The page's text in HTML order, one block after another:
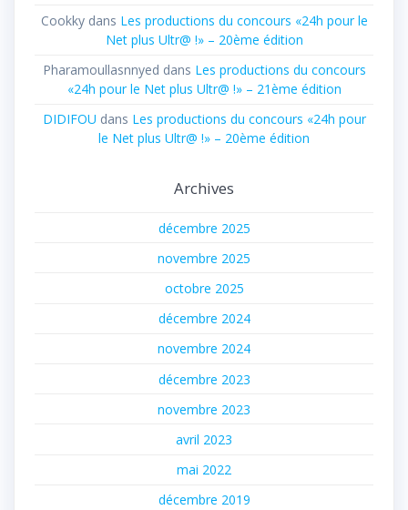
Cookkydans Les productions du concours «24h pour le
Net plus Ultr@ !» – 20ème édition
Pharamoullasnnyed dans Les productions du concours
«24h pour le Net plus Ultr@ !» – 21ème édition
DIDIFOU dans Les productions du concours «24h pour
le Net plus Ultr@ !» – 20ème édition
Archives
décembre 2025
novembre 2025
octobre 2025
décembre 2024
novembre 2024
décembre 2023
novembre 2023
avril 2023
mai 2022
décembre 2019